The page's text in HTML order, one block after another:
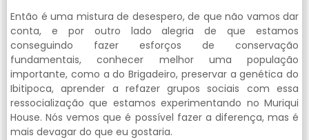
Então é uma mistura de desespero, de que não vamos dar
conta, e por outro lado alegria de que estamos
conseguindo fazer esforços de conservação
fundamentais, conhecer melhor uma população
importante, como a do Brigadeiro, preservar a genética do
Ibitipoca, aprender a refazer grupos sociais com essa
ressocialização que estamos experimentando no Muriqui
House. Nós vemos que é possível fazer a diferença, mas é
mais devagar do que eu gostaria.